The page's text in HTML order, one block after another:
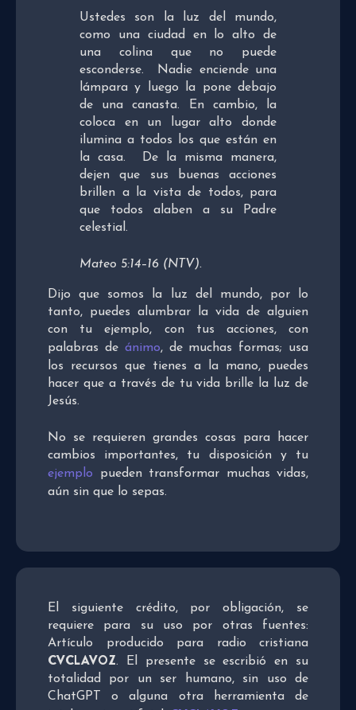
Ustedes son la luz del mundo,
como una ciudad en lo alto de
una colina que no puede
esconderse. Nadie enciende una
lámpara y luego la pone debajo
de una canasta. En cambio, la
coloca en un lugar alto donde
ilumina a todos los que están en
la casa. De la misma manera,
dejen que sus buenas acciones
brillen a la vista de todos, para
que todos alaben a su Padre
celestial.
Mateo 5:14–16 (NTV).
Dijo que somos la luz del mundo, por lo
tanto, puedes alumbrar la vida de alguien
con tu ejemplo, con tus acciones, con
palabras de ánimo, de muchas formas; usa
los recursos que tienes a la mano, puedes
hacer que a través de tu vida brille la luz de
Jesús.
No se requieren grandes cosas para hacer
cambios importantes, tu disposición y tu
ejemplo pueden transformar muchas vidas,
aún sin que lo sepas.
El siguiente crédito, por obligación, se
requiere para su uso por otras fuentes:
Artículo producido para radio cristiana
CVCLAVOZ. El presente se escribió en su
totalidad por un ser humano, sin uso de
ChatGPT o alguna otra herramienta de